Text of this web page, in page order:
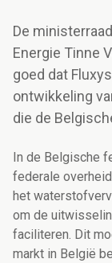
De
Energie Tinne
goed dat
ontwikkeling
die de
In de Belgische
federale
het
om de
faciliteren. Dit
markt in België